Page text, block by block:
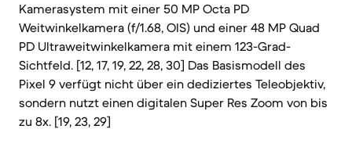
Kamerasystem mit einer 50 MP Octa PD
Weitwinkelkamera (f/1.68, OIS) und einer 48 MP Quad
PD Ultraweitwinkelkamera mit einem 123-Grad-
Sichtfeld. [12, 17, 19, 22, 28, 30] Das Basismodell des
Pixel 9 verfügt nicht über ein dediziertes Teleobjektiv,
sondern nutzt einen digitalen Super Res Zoom von bis
zu 8x. [19, 23, 29]